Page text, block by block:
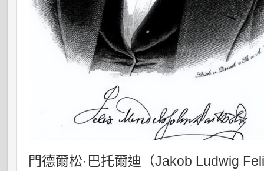
門德爾松·巴托爾迪（Jakob Ludwig